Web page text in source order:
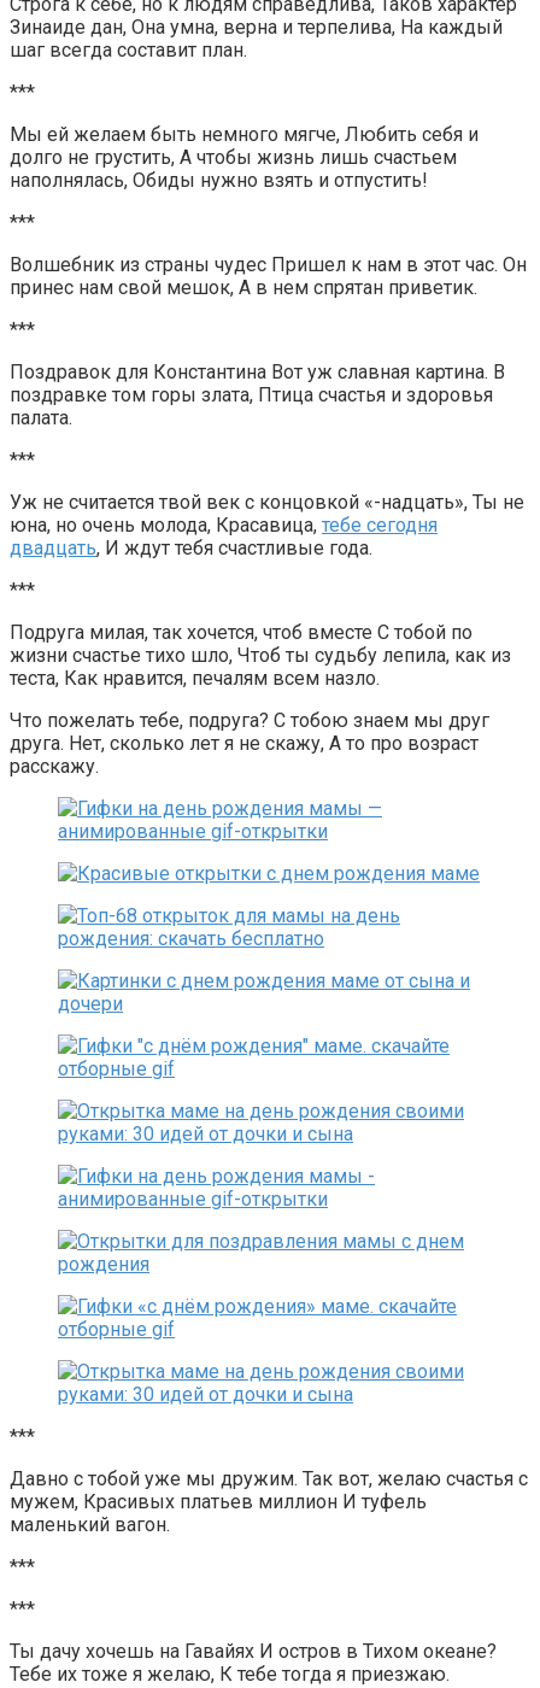
Зинаиде дан, Она умна, верна и терпелива, На каждый
шаг всегда составит план.
***
Мы ей желаем быть немного мягче, Любить себя и
долго не грустить, А чтобы жизнь лишь счастьем
наполнялась, Обиды нужно взять и отпустить!
***
Волшебник из страны чудес Пришел к нам в этот час. Он
принес нам свой мешок, А в нем спрятан приветик.
***
Поздравок для Константина Вот уж славная картина. В
поздравке том горы злата, Птица счастья и здоровья
палата.
***
Уж не считается твой век с концовкой «-надцать», Ты не
юна, но очень молода, Красавица, тебе сегодня
двадцать, И ждут тебя счастливые года.
***
Подруга милая, так хочется, чтоб вместе С тобой по
жизни счастье тихо шло, Чтоб ты судьбу лепила, как из
теста, Как нравится, печалям всем назло.
Что пожелать тебе, подруга? С тобою знаем мы друг
друга. Нет, сколько лет я не скажу, А то про возраст
расскажу.
***
Давно с тобой уже мы дружим. Так вот, желаю счастья с
мужем, Красивых платьев миллион И туфель
маленький вагон.
***
***
Ты дачу хочешь на Гавайях И остров в Тихом океане?
Тебе их тоже я желаю, К тебе тогда я приезжаю.